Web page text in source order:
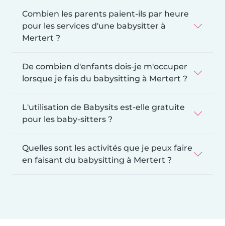
Combien les parents paient-ils par heure
pour les services d'une babysitter à
Mertert ?
De combien d'enfants dois-je m'occuper
lorsque je fais du babysitting à Mertert ?
L'utilisation de Babysits est-elle gratuite
pour les baby-sitters ?
Quelles sont les activités que je peux faire
en faisant du babysitting à Mertert ?